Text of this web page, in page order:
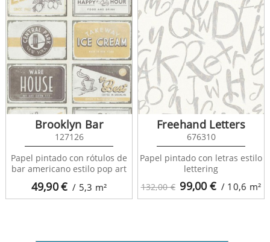
49,90€ / 5,3 m²
Brooklyn Bar
127126
Papel pintado con rótulos de
bar americano estilo pop art
132,00 € 99,00€ / 10,6 m²
Freehand Letters
676310
Papel pintado con letras estilo
lettering